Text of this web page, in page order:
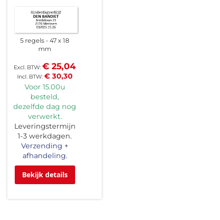
5 regels
47 x 18
mm
€ 30,30
€ 25,04
Voor 15.00u
besteld,
dezelfde dag nog
verwerkt.
Leveringstermijn
1-3 werkdagen.
Verzending +
afhandeling.
Bekijk details